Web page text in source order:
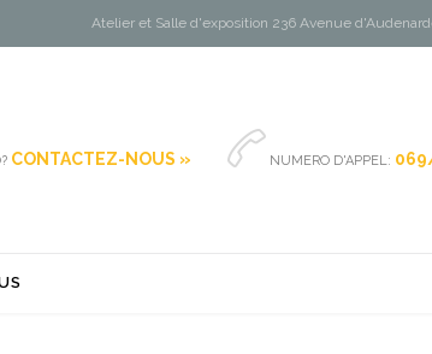
Atelier et Salle d'exposition 236 Avenue
CONTACTEZ-NOUS »  NUMERO D'APPEL: